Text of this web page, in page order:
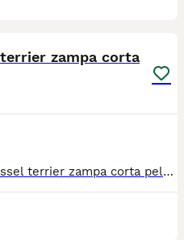
zampa corta
Splendida cucciola di Jack russel terrier zampa corta pelo raso rimarra ' intorno a 4 kg da adulta adesso ha 40 gg e sta in un palmo della mano, molto bella adatta a chi ama avere un compagno di dimensioni ridotte ,allegra e divertente, abituata con bambini molto affettuosa si cede con ciclo sverminazioni, vaccino microchip, passaggio di proprietà libretto sanitario, visita veterinaria contatto telefonico 3791459776 grazie